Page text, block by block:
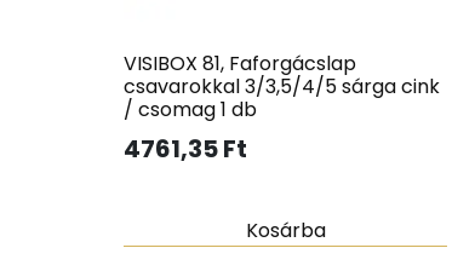
VISIBOX 81, Faforgácslap
csavarokkal 3/3,5/4/5 sárga cink
/ csomag 1 db
4761,35Ft
Kosárba